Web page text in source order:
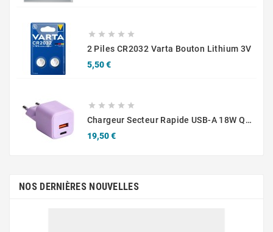
    
2 Piles CR2032 Varta Bouton Lithium 3V
5,50 €Prix
    
Chargeur Secteur Rapide USB-A 18W QC / USB-C 30W PD Compact GaN
19,50 €Prix
NOS DERNIÈRES NOUVELLES